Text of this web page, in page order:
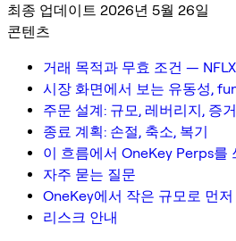
최종 업데이트 2026년 5월 26일
콘텐츠
거래 목적과 무효 조건 — NFLX
시장 화면에서 보는 유동성,
주문 설계: 규모, 레버리지, 증
종료 계획: 손절, 축소, 복기
이 흐름에서 OneKey Perps를
자주 묻는 질문
OneKey에서 작은 규모로 먼
리스크 안내